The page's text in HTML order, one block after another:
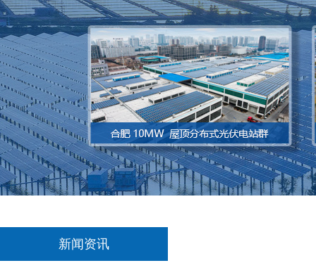
新闻资讯